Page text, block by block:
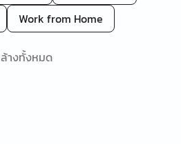
Work from Home
ล้างทั้งหมด